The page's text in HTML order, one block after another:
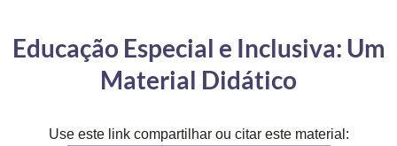
Controladoria-Geral da União
Secretaria-Geral
Educação Especial e Inclusiva: Um
Material Didático
Use este link compartilhar ou citar este material: